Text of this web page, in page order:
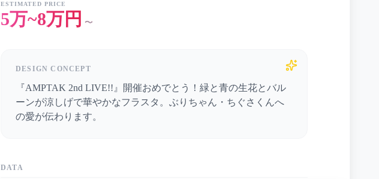
ESTIMATED PRICE
5万~8万円 〜
DESIGN CONCEPT
『AMPTAK 2nd LIVE!!』開催おめでとう！緑と青の生花とバル
ーンが涼しげで華やかなフラスタ。ぶりちゃん・ちぐさくんへ
の愛が伝わります。
DATA